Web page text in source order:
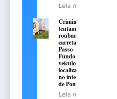
Leia mais
Criminosos
tentam
roubar
carreta em
Passo
Fundo;
veículo é
localizado
no interior
de Pontão
Leia mais